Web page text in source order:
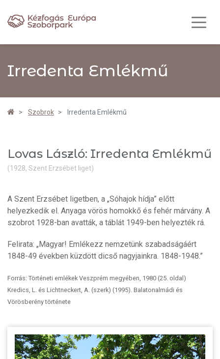
Irredenta Emlékmű
Szobrok Irredenta Emlékmű
Lovas László: Irredenta Emlékmű
(1928, Szent Erzsébet liget)
A Szent Erzsébet ligetben, a „Sóhajok hídja” előtt
helyezkedik el. Anyaga vörös homokkő és fehér márvány. A
szobrot 1928-ban avatták, a táblát 1949-ben helyezték rá.
Felirata: „Magyar! Emlékezz nemzetünk szabadságáért
1848-49 években küzdött dicső nagyjainkra. 1848-1948.”
Forrás: Történeti emlékek Veszprém megyében, 1980 (25. oldal)
Kredics, L. és Lichtneckert, A. (szerk) (1995). Balatonalmádi és
Vörösberény története